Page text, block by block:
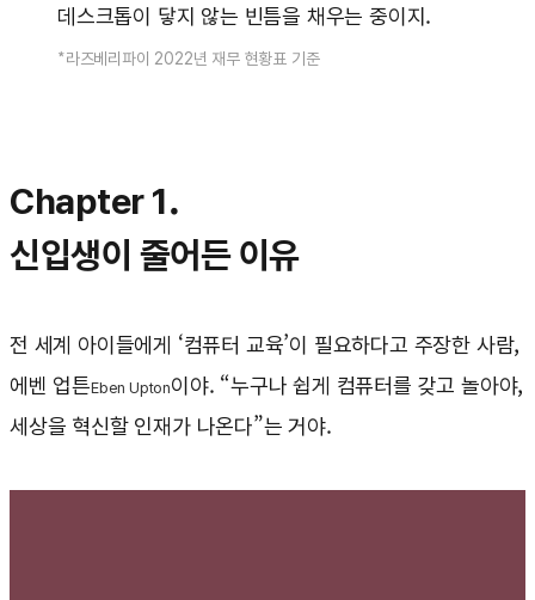
데스크톱이 닿지 않는 빈틈을 채우는 중이지.
*라즈베리파이 2022년 재무 현황표 기준
Chapter 1.
신입생이 줄어든 이유
전 세계 아이들에게 ‘컴퓨터 교육’이 필요하다고 주장한 사람,
에벤 업튼Eben Upton이야. “누구나 쉽게 컴퓨터를 갖고 놀아야,
세상을 혁신할 인재가 나온다”는 거야.